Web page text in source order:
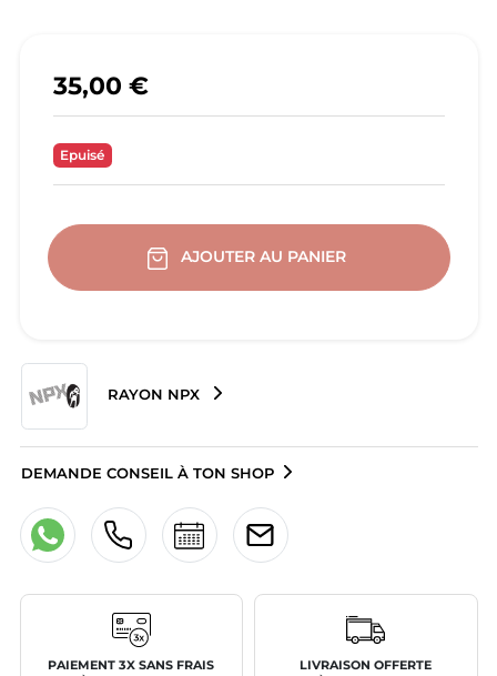
35,00 €
Epuisé
AJOUTER AU PANIER
RAYON NPX
DEMANDE CONSEIL À TON SHOP
PAIEMENT 3X SANS FRAIS
LIVRAISON OFFERTE